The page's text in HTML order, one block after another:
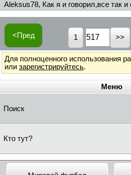
Aleksus78, Как я и говорил,все так и
<Пред 1
Для полноценного использования
или зарегистрируйтесь.
Меню
Поиск
Кто тут?